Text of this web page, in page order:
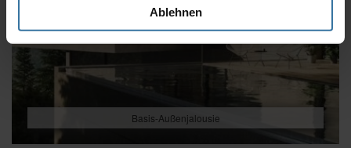
Ablehnen
Basis-Außenjalousie